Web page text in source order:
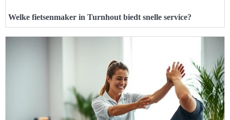
Welke fietsenmaker in Turnhout biedt snelle service?